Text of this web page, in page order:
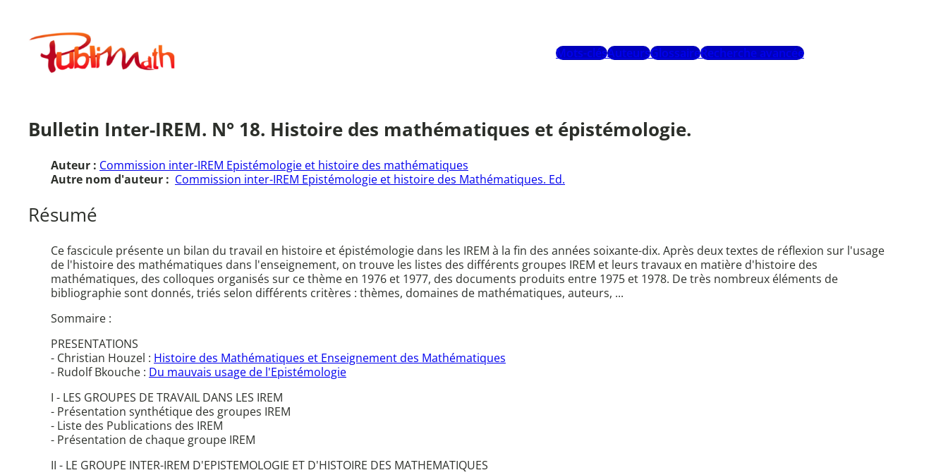
contenuPublimath
Mots-clésAuteursGlossaireRecherche avancée
Bulletin Inter-IREM. N° 18. Histoire des mathématiques et épistémologie.
Auteur : Commission inter-IREM Epistémologie et histoire des mathématiques
Autre nom d'auteur : Commission inter-IREM Epistémologie et histoire des Mathématiques. Ed.
Résumé
Ce fascicule présente un bilan du travail en histoire et épistémologie dans les IREM à la fin des années soixante-dix. Après deux textes de réflexion sur l'usage
de l'histoire des mathématiques dans l'enseignement, on trouve les listes des différents groupes IREM et leurs travaux en matière d'histoire des
mathématiques, des colloques organisés sur ce thème en 1976 et 1977, des documents produits entre 1975 et 1978. De très nombreux éléments de
bibliographie sont donnés, triés selon différents critères : thèmes, domaines de mathématiques, auteurs, ...
Sommaire :
PRESENTATIONS
- Christian Houzel : Histoire des Mathématiques et Enseignement des Mathématiques
- Rudolf Bkouche : Du mauvais usage de l'Epistémologie
I - LES GROUPES DE TRAVAIL DANS LES IREM
- Présentation synthétique des groupes IREM
- Liste des Publications des IREM
- Présentation de chaque groupe IREM
II - LE GROUPE INTER-IREM D'EPISTEMOLOGIE ET D'HISTOIRE DES MATHEMATIQUES